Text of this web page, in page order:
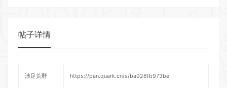
帖子详情
涉足荒野 https://pan.quark.cn/s/ba926fb973be